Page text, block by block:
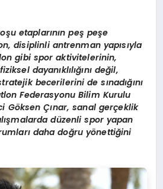
etaplarının peş peşe
disiplinli antrenman yapısıyla
gibi spor aktivitelerinin,
dayanıklılığını değil,
becerilerini de sınadığını
Federasyonu Bilim Kurulu
Göksen Çınar, sanal gerçeklik
düzenli spor yapan
daha doğru yönettiğini